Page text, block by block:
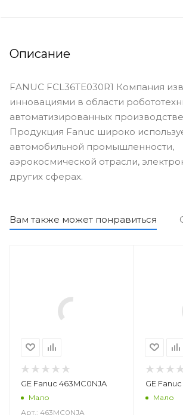
Описание
FANUC FCL36TE030R1 Компания
инновациями в области
автоматизированных
Продукция Fanuc широко
автомобильной промышленности,
аэрокосмической отрасли,
других сферах.
Вам также может понравиться
GE Fanuc 463MC0NJA
Мало
Арт.: 463MC0NJA
GE
Мало